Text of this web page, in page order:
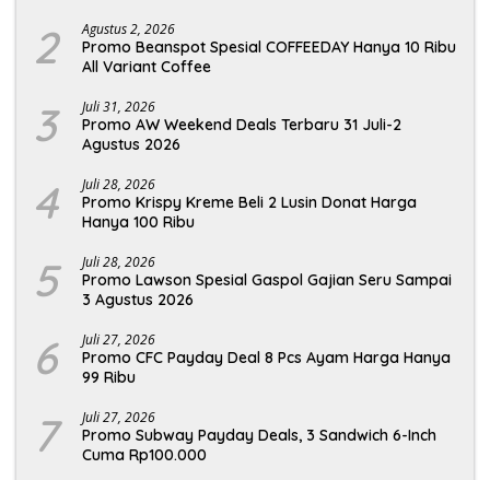
2 Agustus 2, 2026
Promo Beanspot Spesial COFFEEDAY Hanya 10 Ribu
All Variant Coffee
3 Juli 31, 2026
Promo AW Weekend Deals Terbaru 31 Juli-2
Agustus 2026
4 Juli 28, 2026
Promo Krispy Kreme Beli 2 Lusin Donat Harga
Hanya 100 Ribu
5 Juli 28, 2026
Promo Lawson Spesial Gaspol Gajian Seru Sampai
3 Agustus 2026
6 Juli 27, 2026
Promo CFC Payday Deal 8 Pcs Ayam Harga Hanya
99 Ribu
7 Juli 27, 2026
Promo Subway Payday Deals, 3 Sandwich 6-Inch
Cuma Rp100.000